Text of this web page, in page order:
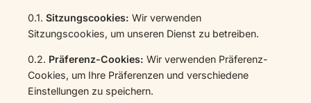
0.1. Sitzungscookies: Wir verwenden
Sitzungscookies, um unseren Dienst zu betreiben.
0.2. Präferenz-Cookies: Wir verwenden Präferenz-
Cookies, um Ihre Präferenzen und verschiedene
Einstellungen zu speichern.